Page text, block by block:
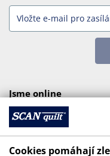
Jsme online
Cookies pomáhají